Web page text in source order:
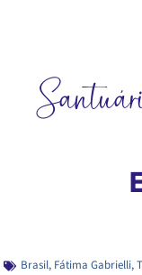
Brasil, Fátima Gabrielli,